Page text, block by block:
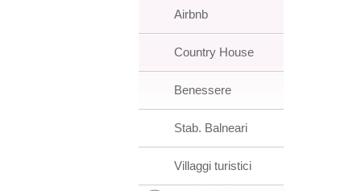
Airbnb
Country House
Benessere
Stab. Balneari
Villaggi turistici